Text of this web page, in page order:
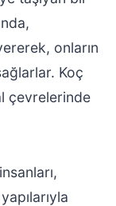
onların
Koç
çevrelerinde
insanları,